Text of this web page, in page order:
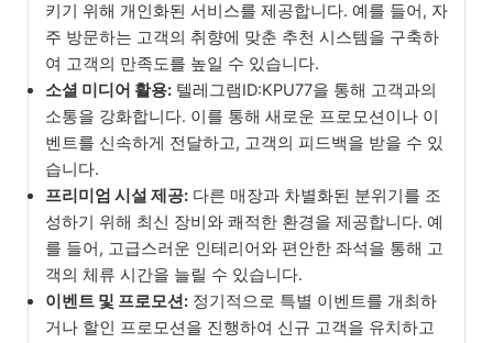
키기 위해 개인화된 서비스를 제공합니다. 예를 들어, 자
주 방문하는 고객의 취향에 맞춘 추천 시스템을 구축하
여 고객의 만족도를 높일 수 있습니다.
소셜 미디어 활용: 텔레그램ID:KPU77을 통해 고객과의
소통을 강화합니다. 이를 통해 새로운 프로모션이나 이
벤트를 신속하게 전달하고, 고객의 피드백을 받을 수 있
습니다.
프리미엄 시설 제공: 다른 매장과 차별화된 분위기를 조
성하기 위해 최신 장비와 쾌적한 환경을 제공합니다. 예
를 들어, 고급스러운 인테리어와 편안한 좌석을 통해 고
객의 체류 시간을 늘릴 수 있습니다.
이벤트 및 프로모션: 정기적으로 특별 이벤트를 개최하
거나 할인 프로모션을 진행하여 신규 고객을 유치하고